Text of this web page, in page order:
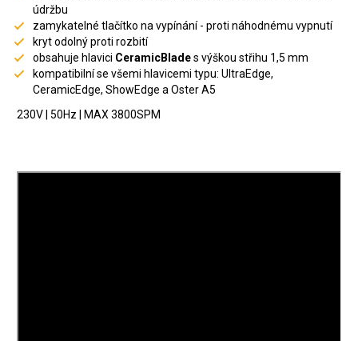
údržbu
zamykatelné tlačítko na vypínání - proti náhodnému vypnutí
kryt odolný proti rozbití
obsahuje hlavici CeramicBlades výškou střihu 1,5 mm
kompatibilní se všemi hlavicemi typu: UltraEdge,
CeramicEdge, ShowEdge a Oster A5
230V | 50Hz | MAX 3800SPM